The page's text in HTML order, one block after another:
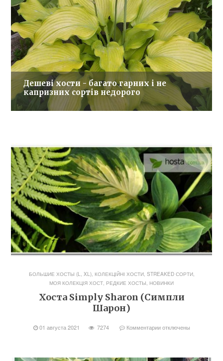
Дешеві хости - багато гарних і не
капризних сортів недорого
БОЛЬШИЕ ХОСТЫ (L, XL), КОЛЕКЦІЙНІ ХОСТИ, STREAKED СОРТИ,
МОЯ КОЛЕКЦІЯ ХОСТ РЕДКИЕ ХОСТЫ, НОВИНКИ
Хоста Simply Sharon (Симпли
Шарон)
01 августа 2021 7274 Комментарииотключены